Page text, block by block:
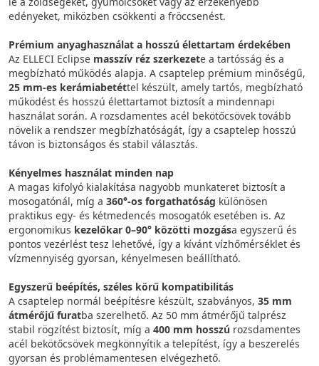
edényeket, miközben csökkenti a fröccsenést.
Prémium anyaghasználat a hosszú élettartam érdekében
Az ELLECI Eclipse masszív réz szerkezete a tartósság és a
megbízható működés alapja. A csaptelep prémium minőségű,
25 mm-es kerámiabetéttel készült, amely tartós, megbízható
működést és hosszú élettartamot biztosít a mindennapi
használat során. A rozsdamentes acél bekötőcsövek tovább
növelik a rendszer megbízhatóságát, így a csaptelep hosszú
távon is biztonságos és stabil választás.
Kényelmes használat minden nap
A magas kifolyó kialakítása nagyobb munkateret biztosít a
mosogatónál, míg a 360°-os forgathatóság különösen
praktikus egy- és kétmedencés mosogatók esetében is. Az
ergonomikus kezelőkar 0–90° közötti mozgása egyszerű és
pontos vezérlést tesz lehetővé, így a kívánt vízhőmérséklet és
vízmennyiség gyorsan, kényelmesen beállítható.
Egyszerű beépítés, széles körű kompatibilitás
A csaptelep normál beépítésre készült, szabványos, 35 mm
átmérőjű furatba szerelhető. Az 50 mm átmérőjű talprész
stabil rögzítést biztosít, míg a 400 mm hosszú rozsdamentes
acél bekötőcsövek megkönnyítik a telepítést, így a beszerelés
gyorsan és problémamentesen elvégezhető.